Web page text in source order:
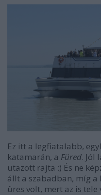
Ez itt a legfiatalabb,
katamarán, a Füred. Jól
utazott rajta :) És ne
állt a szabadban, míg a
üres volt, mert az is